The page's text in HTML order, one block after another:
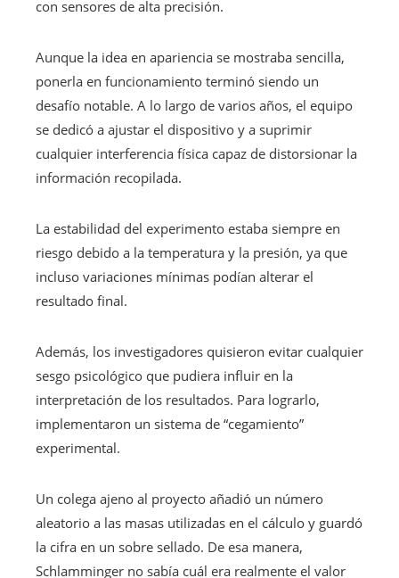
con sensores de alta precisión.
Aunque la idea en apariencia se mostraba sencilla,
ponerla en funcionamiento terminó siendo un
desafío notable. A lo largo de varios años, el equipo
se dedicó a ajustar el dispositivo y a suprimir
cualquier interferencia física capaz de distorsionar la
información recopilada.
La estabilidad del experimento estaba siempre en
riesgo debido a la temperatura y la presión, ya que
incluso variaciones mínimas podían alterar el
resultado final.
Además, los investigadores quisieron evitar cualquier
sesgo psicológico que pudiera influir en la
interpretación de los resultados. Para lograrlo,
implementaron un sistema de “cegamiento”
experimental.
Un colega ajeno al proyecto añadió un número
aleatorio a las masas utilizadas en el cálculo y guardó
la cifra en un sobre sellado. De esa manera,
Schlamminger no sabía cuál era realmente el valor